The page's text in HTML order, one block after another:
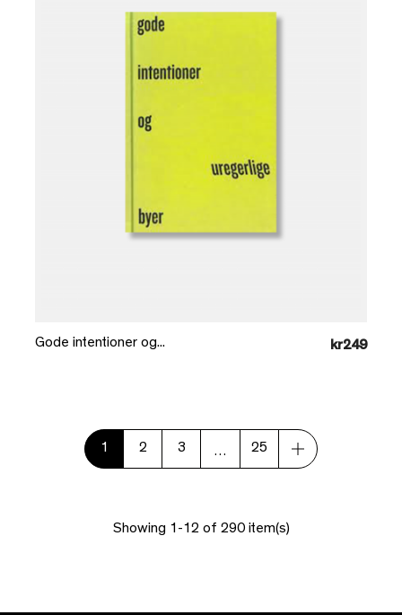
Gode intentioner og... kr249
1 2 3 … 25
Showing 1-12 of 290 item(s)